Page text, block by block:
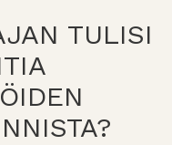
TULISI